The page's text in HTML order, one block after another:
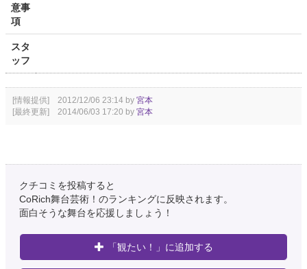
意事
項
スタ
ッフ
[情報提供] 2012/12/06 23:14 by 宮本
[最終更新] 2014/06/03 17:20 by 宮本
クチコミを投稿すると
CoRich舞台芸術！のランキングに反映されます。
面白そうな舞台を応援しましょう！
「観たい！」に追加する